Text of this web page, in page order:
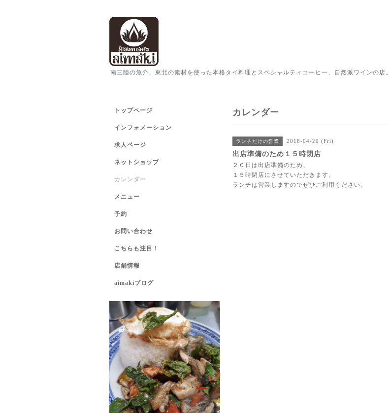
南三陸の魚介、東北の素材を使った本格タイ料理とスペシャルティコーヒー、自然派ワインの店。
カレンダー
ランチだけの営業 2018-04-20 (Fri)
出店準備のため１５時閉店
２０日は出店準備のため、
１５時閉店にさせていただきます。
ランチは営業しますのでぜひご利用ください。
トップページ
インフォメーション
求人ページ
ネットショップ
カレンダー
メニュー
予約
お問い合わせ
こちらも注目！
店舗情報
aimakiブログ